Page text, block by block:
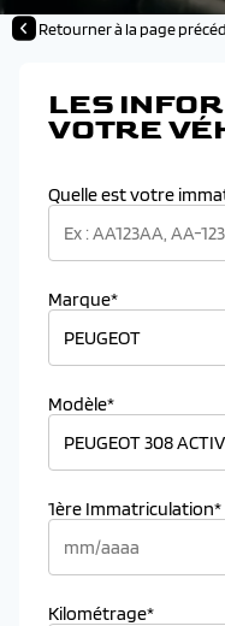
Retourner à la page
LES
VOTRE
Quelle est votre
Marque*
Modèle*
1ère Immatriculation*
Kilométrage*